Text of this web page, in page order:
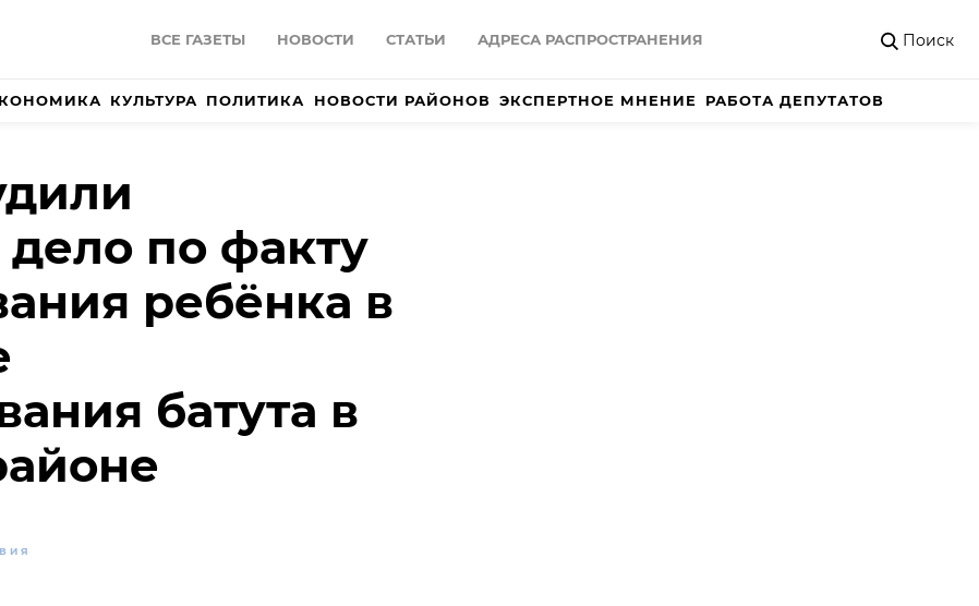
ВСЕ ГАЗЕТЫ НОВОСТИ СТАТЬИ АДРЕСА РАСПРОСТРАНЕНИЯ Поиск
КУЛЬТУРА ПОЛИТИКА НОВОСТИ РАЙОНОВ ЭКСПЕРТНОЕ МНЕНИЕ РАБОТА ДЕПУТАТОВ
дело по факту
ребёнка в
батута в